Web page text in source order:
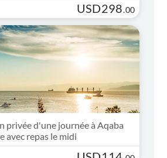
USD298.00
privée d'une journée à Aqaba
avec repas le midi